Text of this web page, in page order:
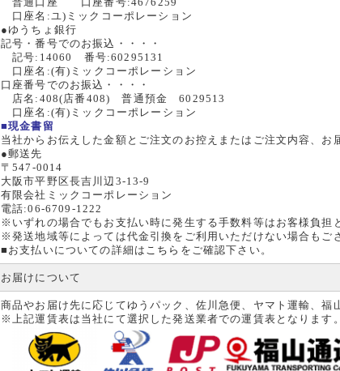
口座名:ユ)ミックコーポレーション
●ゆうちょ銀行
記号・番号でのお振込・・・・
記号:14060 番号:60295131
口座名:(有)ミックコーポレーション
口座番号でのお振込・・・・
店名:408(店番408) 普通預金 6029513
口座名:(有)ミックコーポレーション
■現金書留
当社からお伝えした金額とご注文のお控えまたはご注文内容、
●郵送先
〒547-0014
大阪市平野区長吉川辺3-13-9
有限会社ミックコーポレーション
電話:06-6709-1222
※いずれの場合でもお支払い時に発生する手数料等はお客様負担
※発送地域等によっては代金引換をご利用いただけない場合もご
■お支払いについての詳細は こちら をご確認下さい。
お届けについて
商品やお届け先に応じてゆうパック、佐川急便、ヤマト運輸、福
※上記運賃表は当社にて選択した発送業者での運賃表となります